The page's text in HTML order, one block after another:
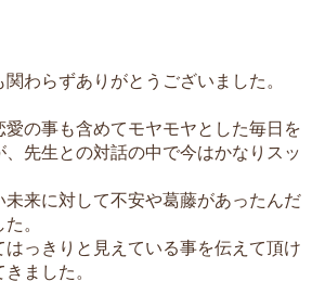
わらずありがとうございました。
愛の事も含めてモヤモヤとした毎日を
先生との対話の中で今はかなりスッ
未来に対して不安や葛藤があったんだ
。
っきりと見えている事を伝えて頂け
ました。